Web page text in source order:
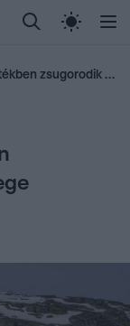
Randi Celeb vagyok,
Gallusz
Soha nem látott mértékben zsugorodik az Antarktisz jege